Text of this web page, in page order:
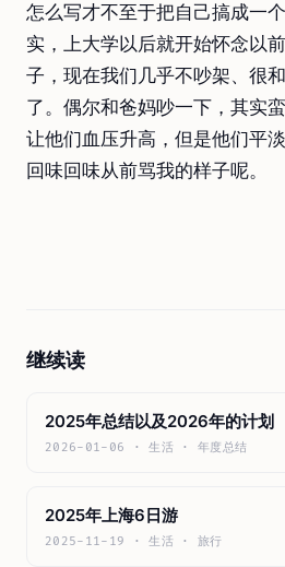
怎么写才不至于把自己搞成一
实，上大学以后就开始怀念以
子，现在我们几乎不吵架、很
了。偶尔和爸妈吵一下，其实
让他们血压升高，但是他们平
回味回味从前骂我的样子呢。
继续读
2025年总结以及2026年的计划
2026-01-06 · 生活 · 年度总结
2025年上海6日游
2025-11-19 · 生活 · 旅行